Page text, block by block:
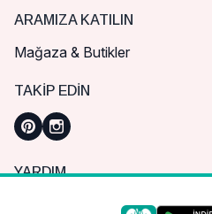
ARAMIZA KATILIN
Mağaza & Butikler
TAKIP EDIN
YARDIM
Sık Sorulan Sorular